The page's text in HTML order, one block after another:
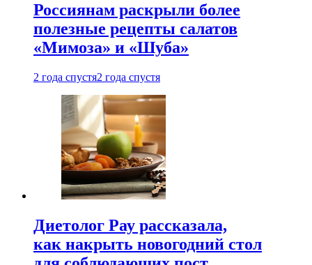
Россиянам раскрыли более
полезные рецепты салатов
«Мимоза» и «Шуба»
2 года спустя2 года спустя
Диетолог Рау рассказала,
как накрыть новогодний стол